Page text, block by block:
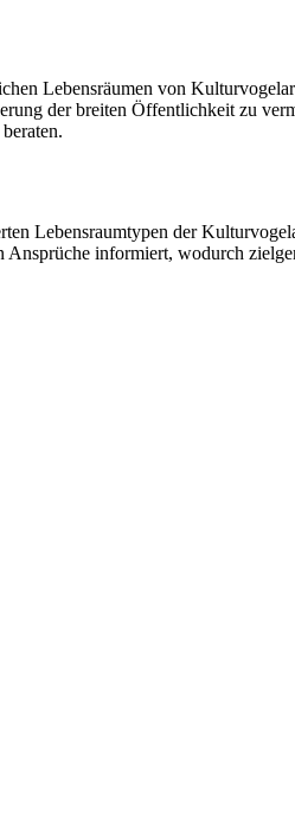
Lebensräumen von
der breiten Öffentlichkeit zu
Lebensraumtypen der
informiert, wodurch